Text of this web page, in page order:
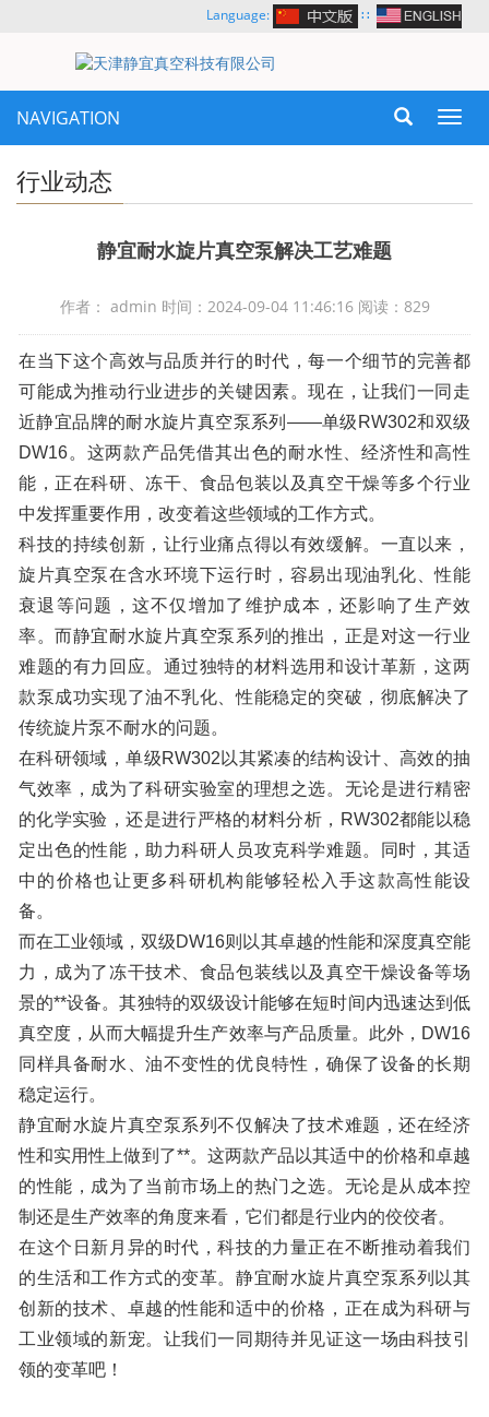
Language: ∷
NAVIGATION
行业动态
静宜耐水旋片真空泵解决工艺难题
作者： admin 时间：2024-09-04 11:46:16 阅读：829
在当下这个高效与品质并行的时代，每一个细节的完善都
可能成为推动行业进步的关键因素。现在，让我们一同走
近静宜品牌的耐水旋片真空泵系列——单级RW302和双级
DW16。这两款产品凭借其出色的耐水性、经济性和高性
能，正在科研、冻干、食品包装以及真空干燥等多个行业
中发挥重要作用，改变着这些领域的工作方式。
科技的持续创新，让行业痛点得以有效缓解。一直以来，
旋片真空泵在含水环境下运行时，容易出现油乳化、性能
衰退等问题，这不仅增加了维护成本，还影响了生产效
率。而静宜耐水旋片真空泵系列的推出，正是对这一行业
难题的有力回应。通过独特的材料选用和设计革新，这两
款泵成功实现了油不乳化、性能稳定的突破，彻底解决了
传统旋片泵不耐水的问题。
在科研领域，单级RW302以其紧凑的结构设计、高效的抽
气效率，成为了科研实验室的理想之选。无论是进行精密
的化学实验，还是进行严格的材料分析，RW302都能以稳
定出色的性能，助力科研人员攻克科学难题。同时，其适
中的价格也让更多科研机构能够轻松入手这款高性能设
备。
而在工业领域，双级DW16则以其卓越的性能和深度真空能
力，成为了冻干技术、食品包装线以及真空干燥设备等场
景的**设备。其独特的双级设计能够在短时间内迅速达到低
真空度，从而大幅提升生产效率与产品质量。此外，DW16
同样具备耐水、油不变性的优良特性，确保了设备的长期
稳定运行。
静宜耐水旋片真空泵系列不仅解决了技术难题，还在经济
性和实用性上做到了**。这两款产品以其适中的价格和卓越
的性能，成为了当前市场上的热门之选。无论是从成本控
制还是生产效率的角度来看，它们都是行业内的佼佼者。
在这个日新月异的时代，科技的力量正在不断推动着我们
的生活和工作方式的变革。静宜耐水旋片真空泵系列以其
创新的技术、卓越的性能和适中的价格，正在成为科研与
工业领域的新宠。让我们一同期待并见证这一场由科技引
领的变革吧！